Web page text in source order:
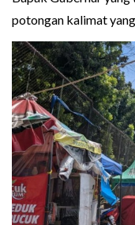
potongan kalimat